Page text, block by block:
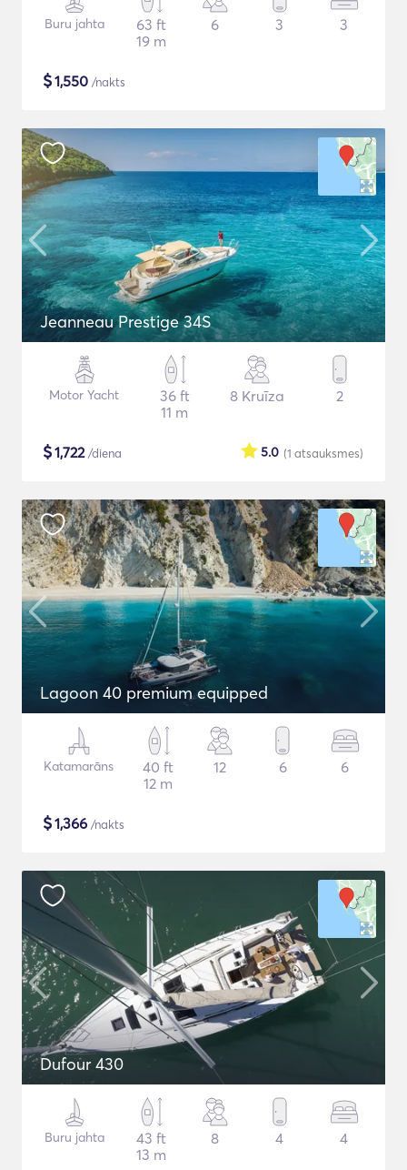
Buru jahta
63 ft
19 m
6 3 3
$1,550 /nakts
Jeanneau Prestige 34S
Motor Yacht
36 ft
11 m
8 Kruīza 2
$1,722/diena (1 atsauksmes)
5.0
Lagoon 40 premium equipped
Katamarāns
40 ft
12 m
12 6 6
$1,366 /nakts
Dufour 430
Buru jahta
43 ft
13 m
8 4 4